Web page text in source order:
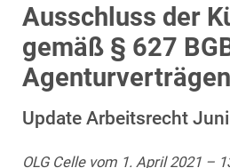
Ausschluss der
gemäß § 627
Agenturverträgen
Update Arbeitsrecht
OLG Celle vom 1. April 2021 –